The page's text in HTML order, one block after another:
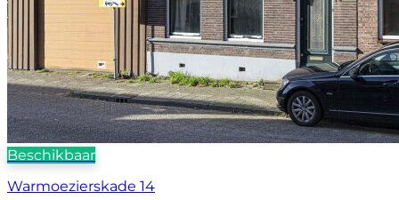
Beschikbaar
Warmoezierskade 14